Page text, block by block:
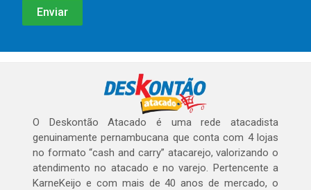
O Deskontão Atacado é uma rede atacadista
genuinamente pernambucana que conta com 4 lojas
no formato “cash and carry” atacarejo, valorizando o
atendimento no atacado e no varejo. Pertencente a
KarneKeijo e com mais de 40 anos de mercado, o